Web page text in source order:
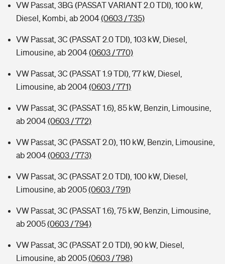
VW Passat, 3BG (PASSAT VARIANT 2.0 TDI), 100 kW,
Diesel, Kombi, ab 2004(0603 / 735)
VW Passat, 3C (PASSAT 2.0 TDI), 103 kW, Diesel,
Limousine, ab 2004(0603 / 770)
VW Passat, 3C (PASSAT 1.9 TDI), 77 kW, Diesel,
Limousine, ab 2004(0603 / 771)
VW Passat, 3C (PASSAT 1.6), 85 kW, Benzin, Limousine,
ab 2004(0603 / 772)
VW Passat, 3C (PASSAT 2.0), 110 kW, Benzin, Limousine,
ab 2004(0603 / 773)
VW Passat, 3C (PASSAT 2.0 TDI), 100 kW, Diesel,
Limousine, ab 2005(0603 / 791)
VW Passat, 3C (PASSAT 1.6), 75 kW, Benzin, Limousine,
ab 2005(0603 / 794)
VW Passat, 3C (PASSAT 2.0 TDI), 90 kW, Diesel,
Limousine, ab 2005(0603 / 798)